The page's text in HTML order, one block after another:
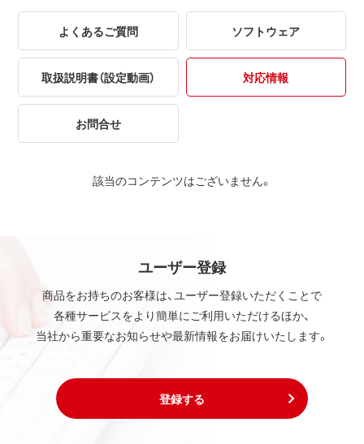
よくあるご質問 ソフトウェア
取扱説明書（設定動画） 対応情報
お問合せ
該当のコンテンツはございません。
ユーザー登録
商品をお持ちのお客様は、ユーザー登録いただくことで
各種サービスをより簡単にご利用いただけるほか、
当社から重要なお知らせや最新情報をお届けいたします。
登録する